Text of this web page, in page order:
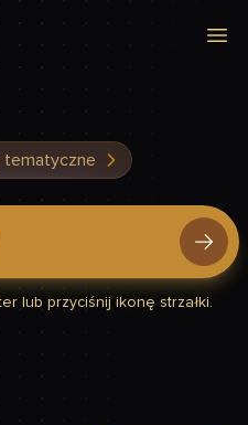
tematyczne
Twoja strona jest szybka
lub przyciśnij ikonę strzałki.